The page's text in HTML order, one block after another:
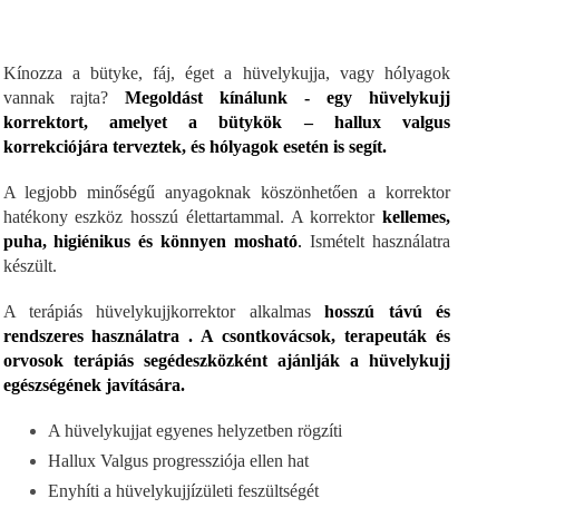
Kínozza a bütyke, fáj, éget a hüvelykujja, vagy hólyagok
vannak rajta?Megoldást kínálunk - egy hüvelykujj
korrektort, amelyet a bütykök – hallux valgus
korrekciójára terveztek, és hólyagok esetén is segít.
A legjobb minőségű anyagoknak köszönhetően a korrektor
hatékony eszköz hosszú élettartammal. A korrektor kellemes,
puha, higiénikus és könnyen mosható. Ismételt használatra
készült.
A terápiás hüvelykujjkorrektor alkalmashosszú távú és
rendszeres használatra . A csontkovácsok, terapeuták és
orvosok terápiás segédeszközként ajánlják a hüvelykujj
egészségének javítására.
A hüvelykujjat egyenes helyzetben rögzíti
Hallux Valgus progressziója ellen hat
Enyhíti a hüvelykujjízületi feszültségét